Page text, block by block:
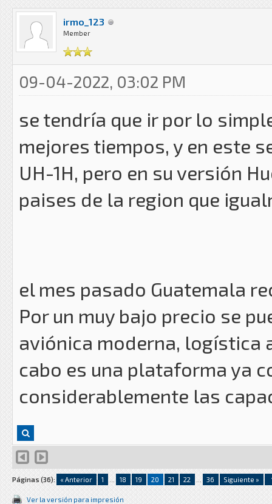
irmo_123
Member
09-04-2022, 03:02 PM
se tendría que ir por lo
mejores tiempos, y en este
UH-1H, pero en su versión
paises de la region que
el mes pasado Guatemala
Por un muy bajo precio se
aviónica moderna, logística
cabo es una plataforma ya
considerablemente las
Páginas (36): « Anterior 1 ... 18 19 20 21 22 ... 36 Siguiente »
Ver la versión para impresión